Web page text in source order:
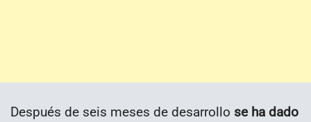
Después de seis meses de desarrollo se ha dado